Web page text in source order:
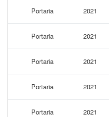
Portaria 2021
Portaria 2021
Portaria 2021
Portaria 2021
Portaria 2021